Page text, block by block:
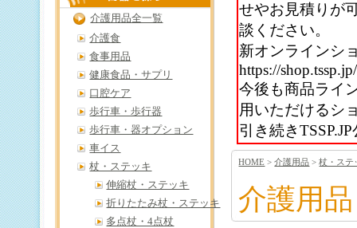
せやお見積りが
談ください。
新オンラインシ
https://shop.tssp.jp/
今後も商品ライ
用いただけるシ
引き続き
HOME >介護用品 >杖・ステ
介護用品
介護用品全一覧
介護食
食事用品
健康食品・サプリ
口腔ケア
歩行車・歩行器
歩行車・器オプション
車イス
杖・ステッキ
伸縮杖・ステッキ
折りたたみ杖・ステッキ
多点杖・4点杖